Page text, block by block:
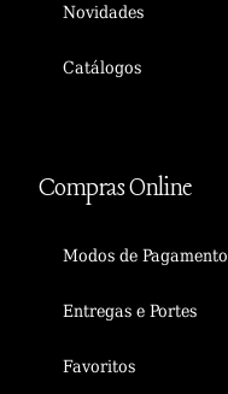
Novidades
Catálogos
Compras Online
Modos de Pagamento
Entregas e Portes
Favoritos